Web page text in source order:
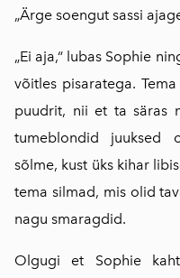
„Ärge soengut sassi
„Ei aja,“ lubas Sophie
võitles pisaratega.
puudrit, nii et ta säras
tumeblondid juuksed
sõlme, kust üks kihar
tema silmad, mis olid
nagu smaragdid.
Olgugi et Sophie